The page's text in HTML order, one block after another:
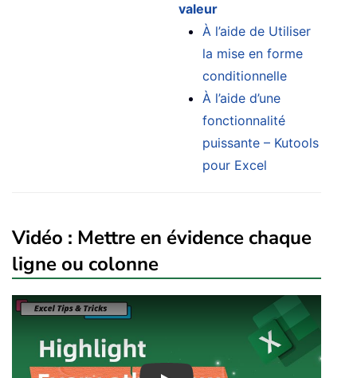
valeur
À l’aide de Utiliser
la mise en forme
conditionnelle
À l’aide d’une
fonctionnalité
puissante – Kutools
pour Excel
Vidéo : Mettre en évidence chaque
ligne ou colonne